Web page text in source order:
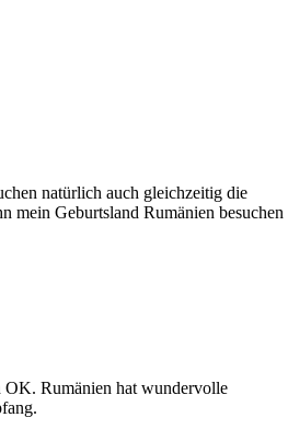
natürlich auch gleichzeitig die
mein Geburtsland Rumänien besuchen
OK. Rumänien hat wundervolle